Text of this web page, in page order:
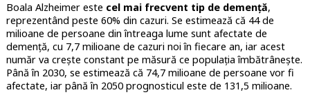
Boala Alzheimer este cel mai frecvent tip de demență,
reprezentând peste 60% din cazuri. Se estimează că 44 de
milioane de persoane din întreaga lume sunt afectate de
demență, cu 7,7 milioane de cazuri noi în fiecare an, iar acest
număr va crește constant pe măsură ce populația îmbătrânește.
Până în 2030, se estimează că 74,7 milioane de persoane vor fi
afectate, iar până în 2050 prognosticul este de 131,5 milioane.